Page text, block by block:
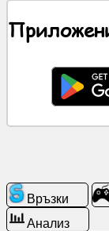
игри
в
мрежата
Връзки
Анализ